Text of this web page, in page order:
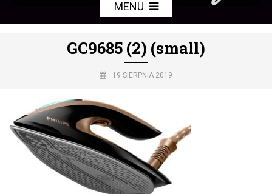
MENU
GC9685 (2) (small)
19 SIERPNIA 2019